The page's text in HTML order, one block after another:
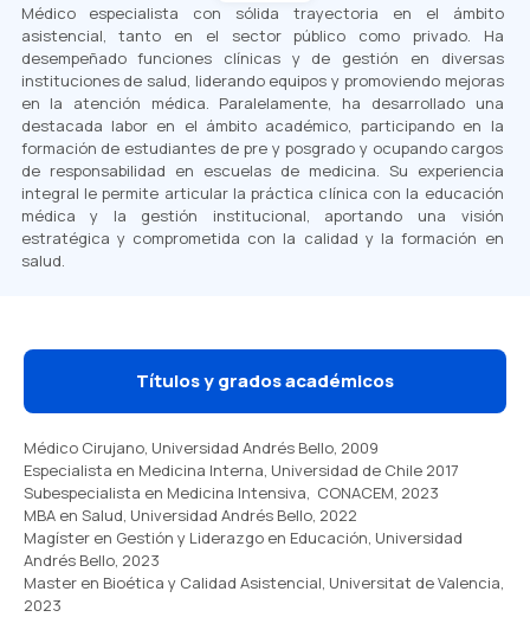
Médico especialista con sólida trayectoria en el ámbito
asistencial, tanto en el sector público como privado. Ha
desempeñado funciones clínicas y de gestión en diversas
instituciones de salud, liderando equipos y promoviendo mejoras
en la atención médica. Paralelamente, ha desarrollado una
destacada labor en el ámbito académico, participando en la
formación de estudiantes de pre y posgrado y ocupando cargos
de responsabilidad en escuelas de medicina. Su experiencia
integral le permite articular la práctica clínica con la educación
médica y la gestión institucional, aportando una visión
estratégica y comprometida con la calidad y la formación en
salud.
Títulos y grados académicos
Médico Cirujano, Universidad Andrés Bello, 2009
Especialista en Medicina Interna, Universidad de Chile 2017
Subespecialista en Medicina Intensiva, CONACEM, 2023
MBA en Salud, Universidad Andrés Bello, 2022
Magíster en Gestión y Liderazgo en Educación, Universidad
Andrés Bello, 2023
Master en Bioética y Calidad Asistencial, Universitat de Valencia,
2023